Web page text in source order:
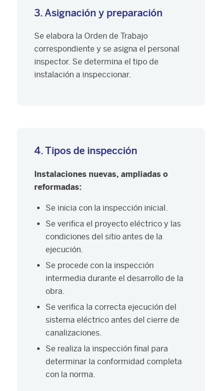
3. Asignación y preparación
Se elabora la Orden de Trabajo
correspondiente y se asigna el personal
inspector. Se determina el tipo de
instalación a inspeccionar.
4. Tipos de inspección
Instalaciones nuevas, ampliadas o
reformadas:
Se inicia con la inspección inicial.
Se verifica el proyecto eléctrico y las
condiciones del sitio antes de la
ejecución.
Se procede con la inspección
intermedia durante el desarrollo de la
obra.
Se verifica la correcta ejecución del
sistema eléctrico antes del cierre de
canalizaciones.
Se realiza la inspección final para
determinar la conformidad completa
con la norma.